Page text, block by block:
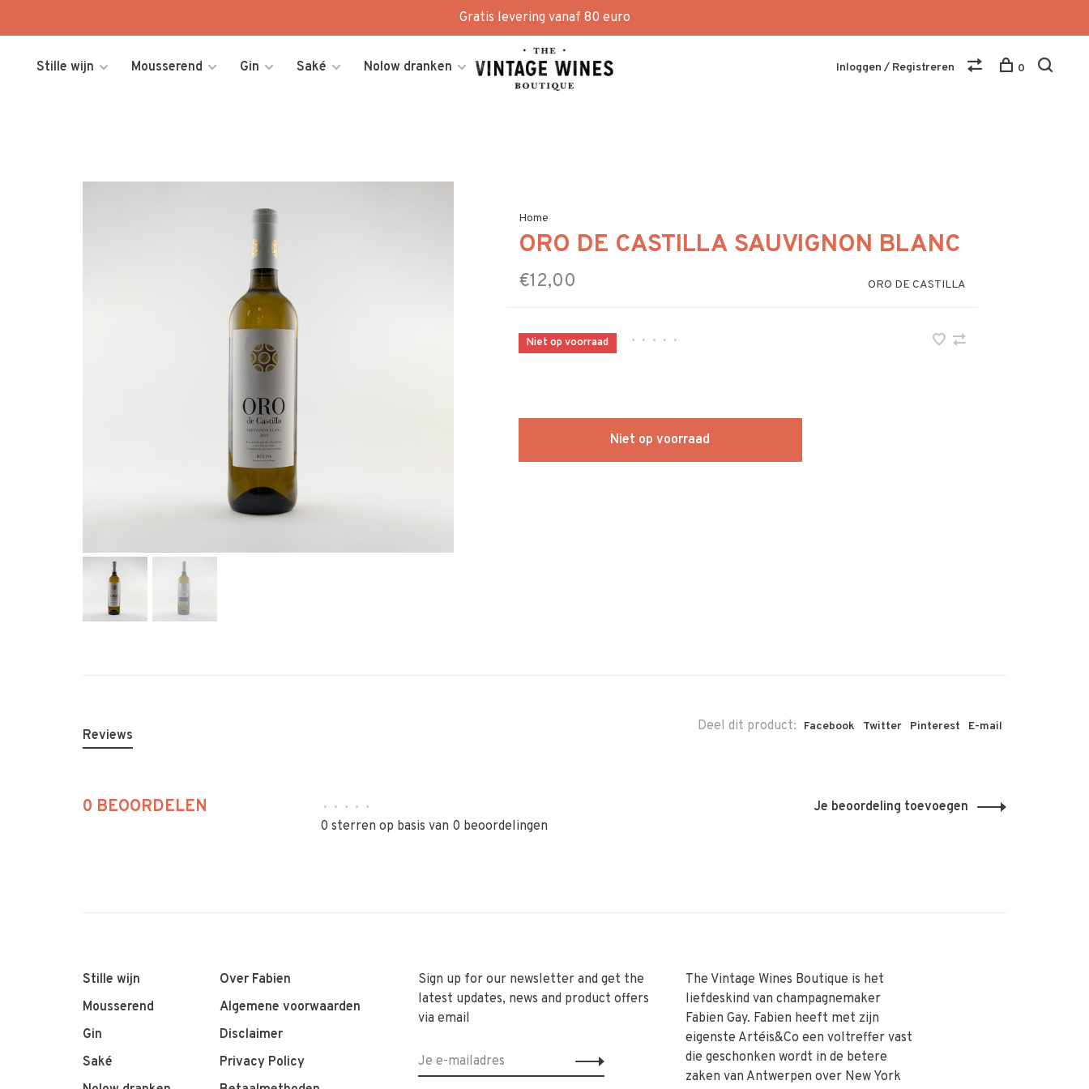
Gratis levering vanaf 80 euro
Stille wijn Mousserend Gin Saké Nolow dranken Inloggen / Registreren 0
Home
ORO DE CASTILLA SAUVIGNON BLANC
€12,00 ORO DE CASTILLA
Niet op voorraad • • • • •
Niet op voorraad
Deel dit product: Facebook Twitter Pinterest E-mail
Reviews
0 BEOORDELEN • • • • •
0 sterren op basis van 0 beoordelingen
Je beoordeling toevoegen
Stille wijn
Mousserend
Gin
Saké
Over Fabien
Algemene voorwaarden
Disclaimer
Privacy Policy
Sign up for our newsletter and get the
latest updates, news and product offers
via email
The Vintage Wines Boutique is het
liefdeskind van champagnemaker
Fabien Gay. Fabien heeft met zijn
eigenste Artéis&Co een voltreffer vast
die geschonken wordt in de betere
zaken van Antwerpen over New York